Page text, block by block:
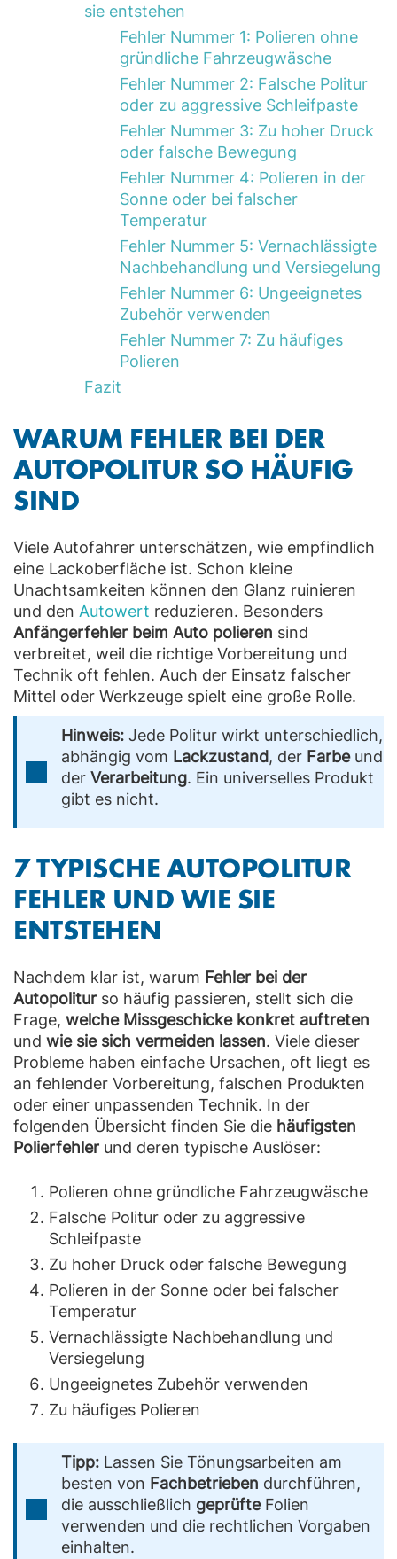
sie entstehen
Fehler Nummer 1: Polieren ohne
gründliche Fahrzeugwäsche
Fehler Nummer 2: Falsche Politur
oder zu aggressive Schleifpaste
Fehler Nummer 3: Zu hoher Druck
oder falsche Bewegung
Fehler Nummer 4: Polieren in der
Sonne oder bei falscher
Temperatur
Fehler Nummer 5: Vernachlässigte
Nachbehandlung und Versiegelung
Fehler Nummer 6: Ungeeignetes
Zubehör verwenden
Fehler Nummer 7: Zu häufiges
Polieren
Fazit
WARUM FEHLER BEI DER
AUTOPOLITUR SO HÄUFIG
SIND
Viele Autofahrer unterschätzen, wie empfindlich
eine Lackoberfläche ist. Schon kleine
Unachtsamkeiten können den Glanz ruinieren
und den Autowert reduzieren. Besonders
Anfängerfehler beim Auto polieren sind
verbreitet, weil die richtige Vorbereitung und
Technik oft fehlen. Auch der Einsatz falscher
Mittel oder Werkzeuge spielt eine große Rolle.
Hinweis: Jede Politur wirkt unterschiedlich,
abhängig vom Lackzustand, der Farbeund
der Verarbeitung. Ein universelles Produkt
gibt es nicht.
7 TYPISCHE AUTOPOLITUR
FEHLER UND WIE SIE
ENTSTEHEN
Nachdem klar ist, warum Fehler bei der
Autopolitur so häufig passieren, stellt sich die
Frage, welche Missgeschicke konkret auftreten
und wie sie sich vermeiden lassen. Viele dieser
Probleme haben einfache Ursachen, oft liegt es
an fehlender Vorbereitung, falschen Produkten
oder einer unpassenden Technik. In der
folgenden Übersicht finden Sie die häufigsten
Polierfehler und deren typische Auslöser:
Polieren ohne gründliche Fahrzeugwäsche
Falsche Politur oder zu aggressive
Schleifpaste
Zu hoher Druck oder falsche Bewegung
Polieren in der Sonne oder bei falscher
Temperatur
Vernachlässigte Nachbehandlung und
Versiegelung
Ungeeignetes Zubehör verwenden
Zu häufiges Polieren
Tipp: Lassen Sie Tönungsarbeiten am
besten von Fachbetrieben durchführen,
die ausschließlich geprüfteFolien
verwenden und die rechtlichen Vorgaben
einhalten.